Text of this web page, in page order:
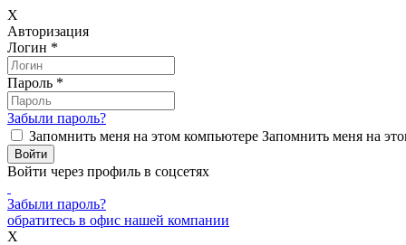
X
Авторизация
Логин *
Пароль *
Забыли пароль?
Запомнить меня на этом компьютере Запомнить меня на
Войти через профиль в соцсетях
Забыли пароль?
обратитесь в офис нашей компании
X